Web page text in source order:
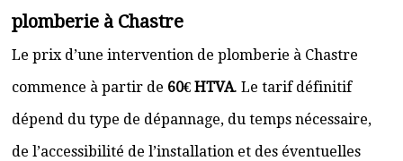
plomberie à Chastre
Le prix d’une intervention de plomberie à Chastre
commence à partir de 60€ HTVA. Le tarif définitif
dépend du type de dépannage, du temps nécessaire,
de l’accessibilité de l’installation et des éventuelles